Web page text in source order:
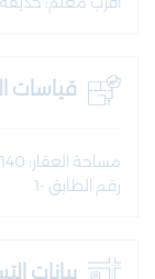
قياسات
مساحة العقار: 140متر
رقم الطابق -1